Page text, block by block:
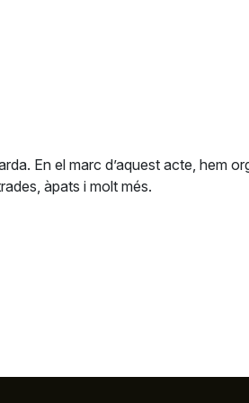
En el marc d’aquest acte, hem
àpats i molt més.